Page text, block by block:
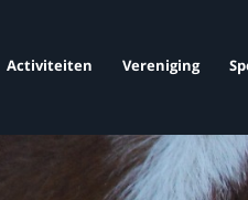
Activiteiten Vereniging